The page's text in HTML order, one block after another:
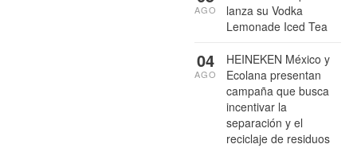
lanza su Vodka
Lemonade Iced Tea
AGO
HEINEKEN México y
Ecolana presentan
campaña que busca
incentivar la
separación y el
reciclaje de residuos
04
AGO